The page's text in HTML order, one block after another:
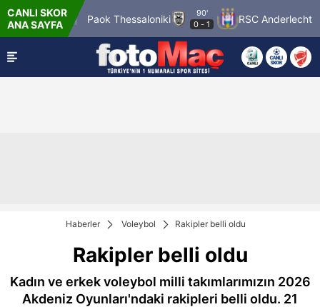
CANLI SKOR
ANA SAYFA
Pafos FC Paok Thessaloniki
90'
0
-1 RSC Anderlecht
Haberler Voleybol Rakipler belli oldu
Rakipler belli oldu
Kadın ve erkek voleybol milli takımlarımızın 2026
Akdeniz Oyunları'ndaki rakipleri belli oldu. 21